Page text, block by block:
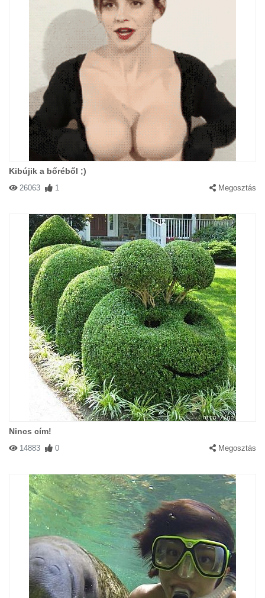
Kibújik a bőréből ;)
26063 1 Megosztás
Nincs cím!
14883 0 Megosztás